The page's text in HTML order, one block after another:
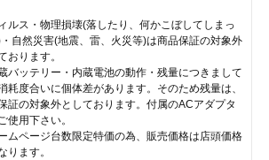
ルス・物理損壊(落したり、何かこぼしてしまっ
自然災害(地震、雷、火災等)は商品保証の対象外
おります。
バッテリー・内蔵電池の動作・残量につきまして
耗度合いに個体差があります。そのため残量は、
証の対象外としております。付属のACアダプタ
使用下さい。
ムページ台数限定特価の為、販売価格は店頭価格
ります。